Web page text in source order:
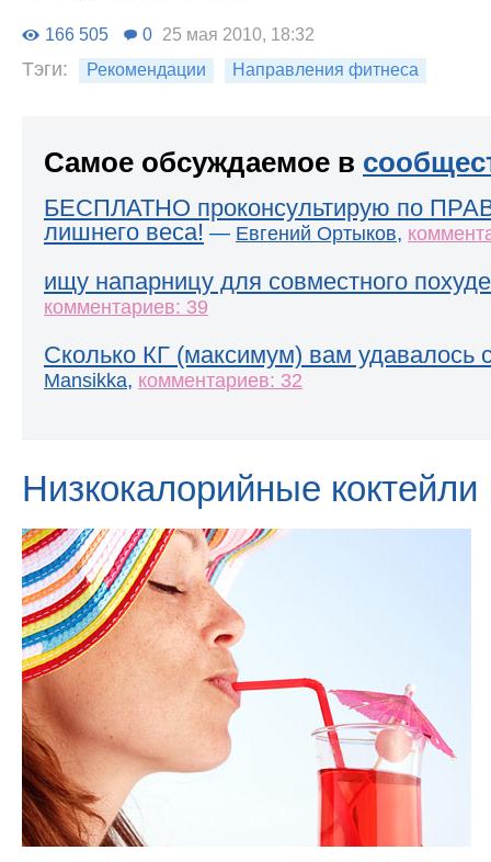
166 505 0 25 мая 2010, 18:32
Тэги: Рекомендации Направления фитнеса
Самое обсуждаемое в
БЕСПЛАТНО проконсультирую по
лишнего веса! — Евгений Ортыков,
ищу напарницу для совместного
комментариев: 39
Сколько КГ (максимум) вам удавалось
Mansikka, комментариев: 32
Низкокалорийные коктейли